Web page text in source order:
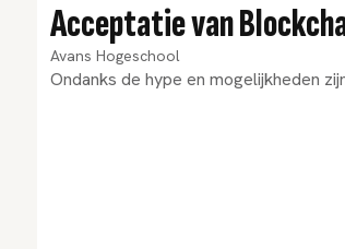
Acceptatie van
Avans Hogeschool
Ondanks de hype en mogelijkheden